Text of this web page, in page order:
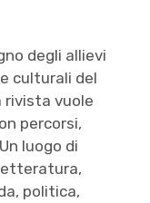
degli allievi
culturali del
rivista vuole
percorsi,
luogo di
politica,